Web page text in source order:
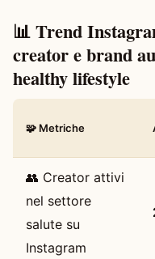
📊 Trend
creator e brand
healthy lifestyle
🧩 Metriche
👥 Creator attivi
nel settore
salute su
Instagram